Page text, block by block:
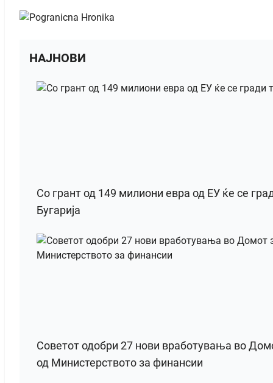
НАЈНОВИ
Со грант од 149 милиони евра од ЕУ ќе се
Бугарија
Советот одобри 27 нови вработувања во
од Министерството за финансии